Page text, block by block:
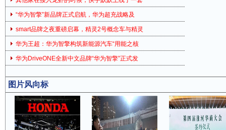
“华为智擎”新品牌正式启航，华为超充战略及
smart品牌之夜重磅启幕，精灵2号概念车与精灵
华为王超：华为智擎构筑新能源汽车“用能之核
华为DriveONE全新中文品牌“华为智擎”正式发
图片风向标